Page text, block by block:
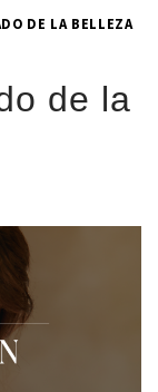
DE LA BELLEZA
de la